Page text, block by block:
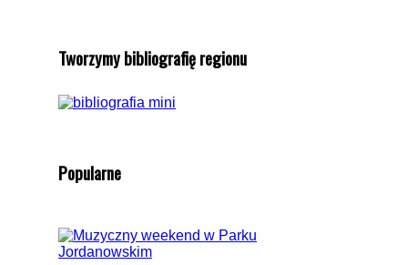
Tworzymy bibliografię regionu
Popularne